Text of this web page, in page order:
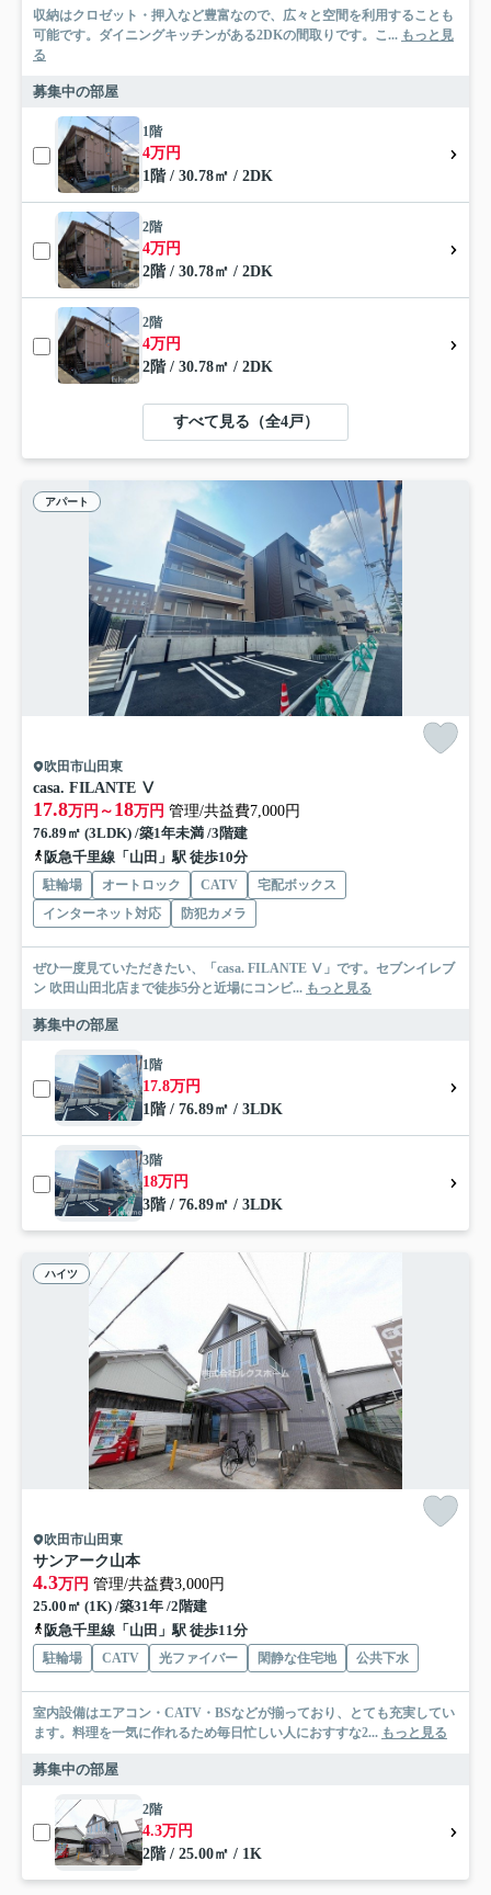
収納はクロゼット・押入など豊富なので、広々と空間を利用することも
可能です。ダイニングキッチンがある2DKの間取りです。こ... もっと見
る
募集中の部屋
1階
4万円
1階 / 30.78㎡ / 2DK
2階
4万円
2階 / 30.78㎡ / 2DK
2階
4万円
2階 / 30.78㎡ / 2DK
すべて見る（全4戸）
アパート
吹田市山田東
casa. FILANTE Ⅴ
17.8万円～ 18万円 管理/共益費7,000円
76.89㎡ (3LDK) /築1年未満 /3階建
阪急千里線「山田」駅 徒歩10分
駐輪場 オートロック CATV
宅配ボックス
インターネット対応
防犯カメラ
ぜひ一度見ていただきたい、「casa. FILANTE Ⅴ」です。セブンイレブ
ン 吹田山田北店まで徒歩5分と近場にコンビ... もっと見る
募集中の部屋
1階
17.8万円
1階 / 76.89㎡ / 3LDK
3階
18万円
3階 / 76.89㎡ / 3LDK
ハイツ
吹田市山田東
サンアーク山本
4.3万円 管理/共益費3,000円
25.00㎡ (1K) /築31年 /2階建
阪急千里線「山田」駅 徒歩11分
駐輪場 CATV 光ファイバー 閑静な住宅地 公共下水
室内設備はエアコン・CATV・BSなどが揃っており、とても充実してい
ます。料理を一気に作れるため毎日忙しい人におすすな2... もっと見る
募集中の部屋
2階
4.3万円
2階 / 25.00㎡ / 1K